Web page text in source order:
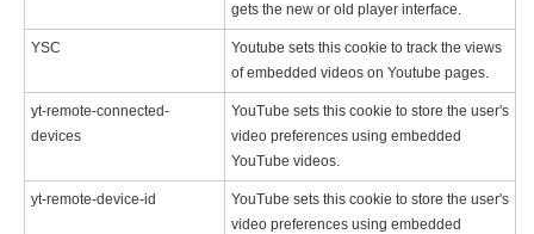
gets the new or old player interface.
YSC
Youtube sets this cookie to track the views
of embedded videos on Youtube pages.
yt-remote-connected-
devices
YouTube sets this cookie to store the user's
video preferences using embedded
YouTube videos.
yt-remote-device-id
YouTube sets this cookie to store the user's
video preferences using embedded